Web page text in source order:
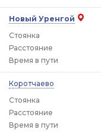
Новый Уренгой
Стоянка
Расстояние
Время в пути
Коротчаево
Стоянка
Расстояние
Время в пути